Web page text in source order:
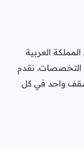
العربية
التخصصات. نقدم
واحد في كل